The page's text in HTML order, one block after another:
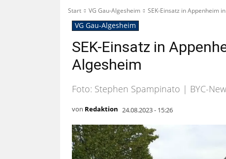
Start VG Gau-Algesheim SEK-Einsatz in Appenheim
VG Gau-Algesheim
SEK-Einsatz in
Algesheim
Foto: Stephen Spampinato | BYC-
von Redaktion 24.08.2023 - 15:26